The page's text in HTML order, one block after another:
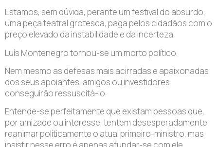
Estamos, sem dúvida, perante um festival do absurdo,
uma peça teatral grotesca, paga pelos cidadãos com o
preço elevado da instabilidade e da incerteza.
Luís Montenegro tornou-se um morto político.
Nem mesmo as defesas mais acirradas e apaixonadas
dos seus apoiantes, amigos ou investidores
conseguirão ressuscitá-lo.
Entende-se perfeitamente que existam pessoas que,
por amizade ou interesse, tentem desesperadamente
reanimar politicamente o atual primeiro-ministro, mas